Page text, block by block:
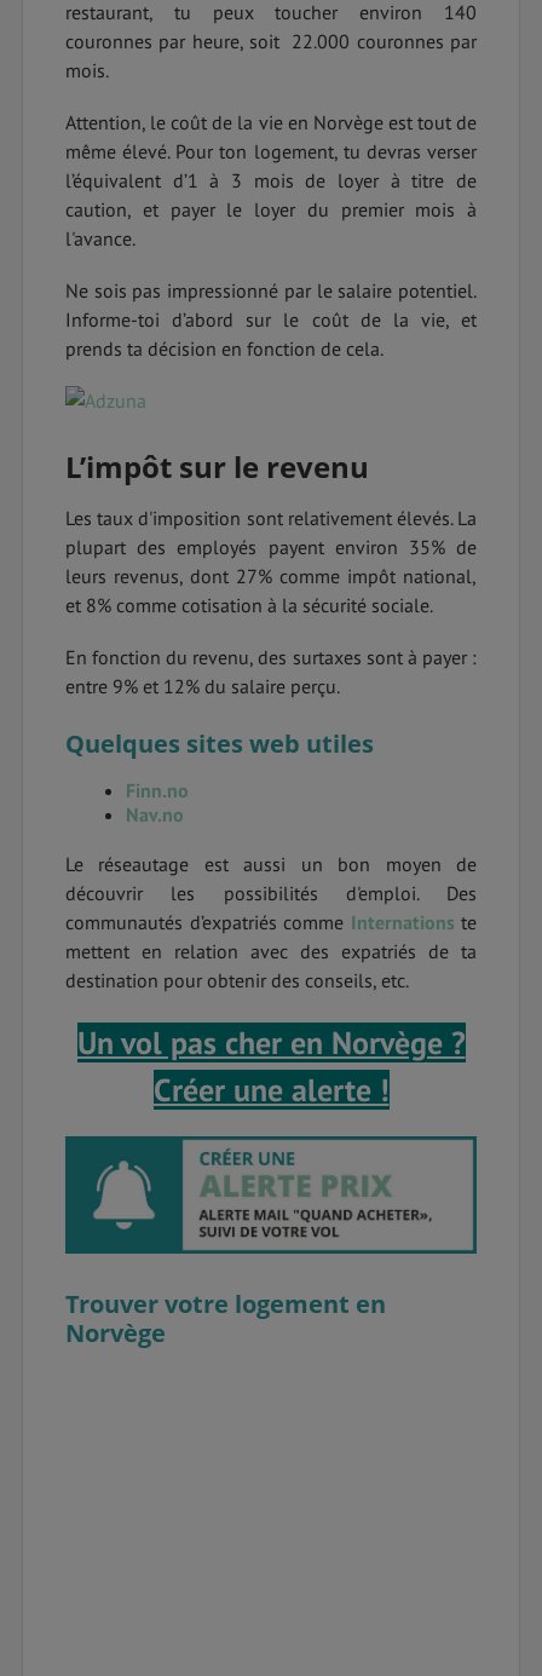
restaurant, tu peux toucher environ 140
couronnes par heure, soit 22.000 couronnes par
mois.
Attention, le coût de la vie en Norvège est tout de
même élevé. Pour ton logement, tu devras verser
l’équivalent d’1 à 3 mois de loyer à titre de
caution, et payer le loyer du premier mois à
l'avance.
Ne sois pas impressionné par le salaire potentiel.
Informe-toi d’abord sur le coût de la vie, et
prends ta décision en fonction de cela.
L’impôt sur le revenu
Les taux d'imposition sont relativement élevés. La
plupart des employés payent environ 35% de
leurs revenus, dont 27% comme impôt national,
et 8% comme cotisation à la sécurité sociale.
En fonction du revenu, des surtaxes sont à payer :
entre 9% et 12% du salaire perçu.
Quelques sites web utiles
Finn.no
Nav.no
Le réseautage est aussi un bon moyen de
découvrir les possibilités d'emploi. Des
communautés d’expatriés comme Internations te
mettent en relation avec des expatriés de ta
destination pour obtenir des conseils, etc.
Un vol pas cher en Norvège ?
Créer une alerte !
Trouver votre logement en
Norvège